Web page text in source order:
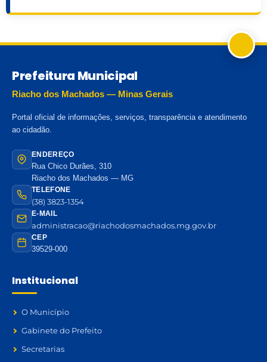
Prefeitura Municipal
Riacho dos Machados — Minas Gerais
Portal oficial de informações, serviços, transparência e atendimento
ao cidadão.
ENDEREÇO
Rua Chico Durães, 310
Riacho dos Machados — MG
TELEFONE
(38) 3823-1354
E-MAIL
administracao@riachodosmachados.mg.gov.br
CEP
39529-000
Institucional
O Município
Gabinete do Prefeito
Secretarias